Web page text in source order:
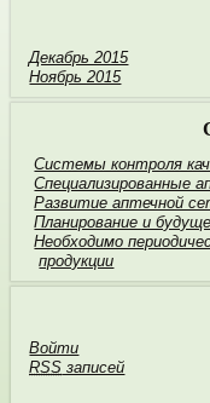
Декабрь 2015
Ноябрь 2015
Системы контроля
Специализированные
Развитие аптечной
Планирование и
Необходимо
продукции
Войти
RSS записей